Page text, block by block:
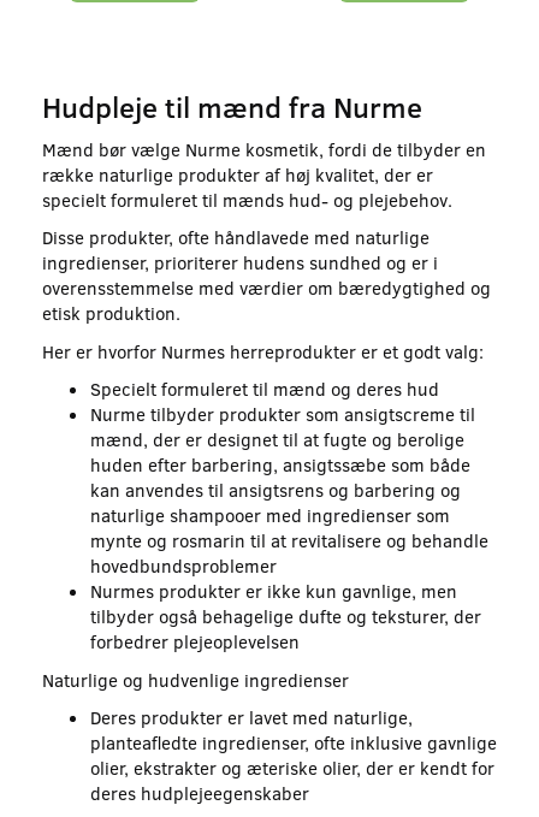
Hudpleje til mænd fra Nurme
Mænd bør vælge Nurme kosmetik, fordi de tilbyder en
række naturlige produkter af høj kvalitet, der er
specielt formuleret til mænds hud- og plejebehov.
Disse produkter, ofte håndlavede med naturlige
ingredienser, prioriterer hudens sundhed og er i
overensstemmelse med værdier om bæredygtighed og
etisk produktion.
Her er hvorfor Nurmes herreprodukter er et godt valg:
Specielt formuleret til mænd og deres hud
Nurme tilbyder produkter som ansigtscreme til
mænd, der er designet til at fugte og berolige
huden efter barbering, ansigtssæbe som både
kan anvendes til ansigtsrens og barbering og
naturlige shampooer med ingredienser som
mynte og rosmarin til at revitalisere og behandle
hovedbundsproblemer
Nurmes produkter er ikke kun gavnlige, men
tilbyder også behagelige dufte og teksturer, der
forbedrer plejeoplevelsen
Naturlige og hudvenlige ingredienser
Deres produkter er lavet med naturlige,
planteafledte ingredienser, ofte inklusive gavnlige
olier, ekstrakter og æteriske olier, der er kendt for
deres hudplejeegenskaber